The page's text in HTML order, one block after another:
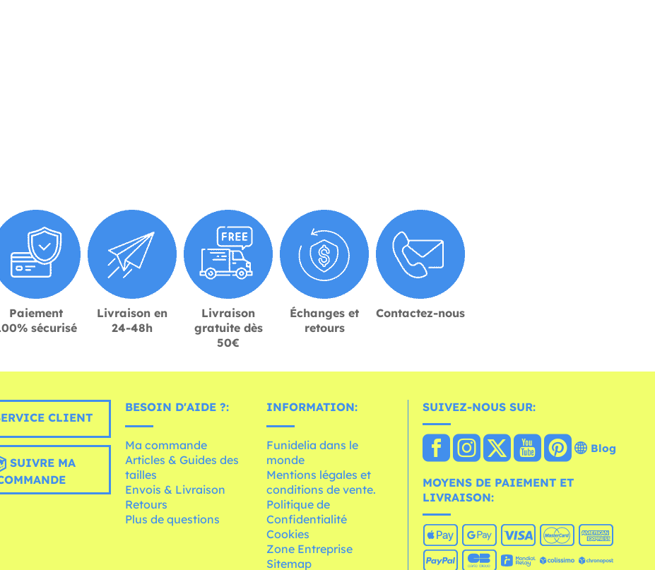
Paiement
sécurisé
Livraison en
24-48h
Livraison
gratuite dès
50€
Échanges et
retours
Contactez-nous
CLIENT
SUIVRE MA
BESOIN D'AIDE ?:
Ma commande
Articles & Guides des
tailles
Envois & Livraison
Retours
Plus de questions
INFORMATION:
Funidelia dans le
monde
Mentions légales et
conditions de vente.
Politique de
Confidentialité
Cookies
Zone Entreprise
Sitemap
SUIVEZ-NOUS SUR:
Blog
MOYENS DE PAIEMENT ET
LIVRAISON: